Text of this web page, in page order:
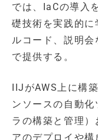
では、IaCの導入
礎技術を実践的
ルコード、説明
で提供する。
IIJがAWS上に構
ンソースの自動
ラの構築と管理
アのデプロイや